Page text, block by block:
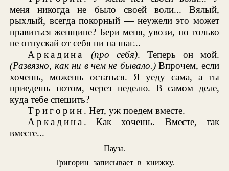
меня никогда не было своей воли... Вялый,
рыхлый, всегда покорный — неужели это может
нравиться женщине? Бери меня, увози, но только
не отпускай от себя ни на шаг...
Аркадина
(про себя). Теперь он мой.
(Развязно, как ни в чем не бывало.)Впрочем, если
хочешь, можешь остаться. Я уеду сама, а ты
приедешь потом, через неделю. В самом деле,
куда тебе спешить?
Тригорин . Нет, уж поедем вместе.
Аркадина . Как хочешь. Вместе, так
вместе...
Пауза.
Тригорин записывает в книжку.